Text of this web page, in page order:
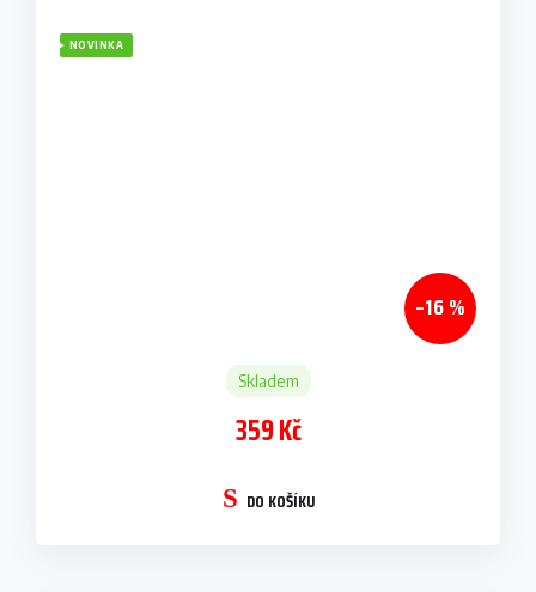
NOVINKA
–16 %
Skladem
359 Kč
DO KOŠÍKU